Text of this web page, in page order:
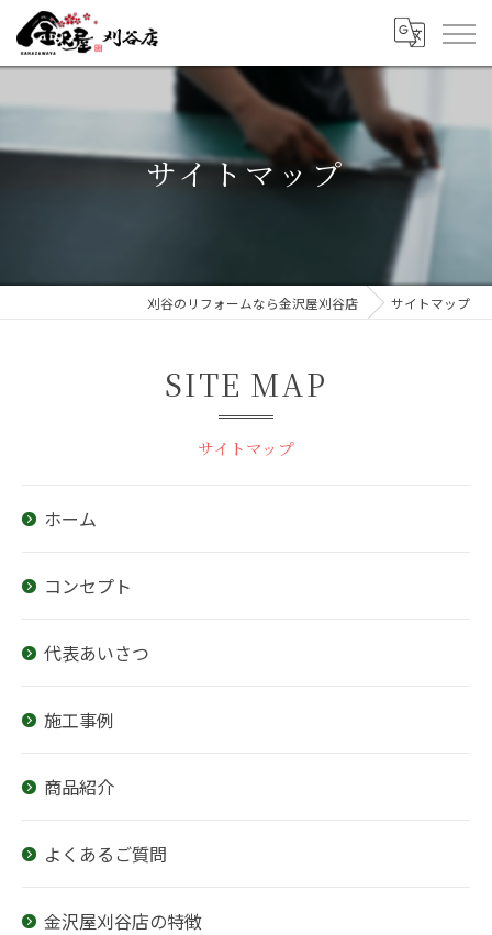
サイトマップ
刈谷のリフォームなら金沢屋刈谷店 サイトマップ
サイトマップ
SITE MAP
ホーム
コンセプト
代表あいさつ
施工事例
商品紹介
よくあるご質問
金沢屋刈谷店の特徴